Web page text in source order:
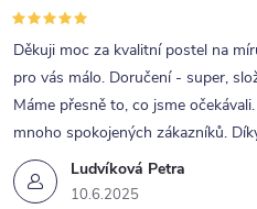
p
r
v
k
y
v
Ludvíková Petra
10.6.2025
Děkuji moc za kvalitní postel na
pro vás málo. Doručení - super,
Máme přesně to, co jsme
mnoho spokojených zákazníků.